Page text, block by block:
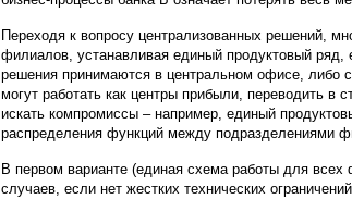
Переходя к вопросу централизованных решений,
филиалов, устанавливая единый продуктовый
решения принимаются в центральном офисе, либо
могут работать как центры прибыли, переводить в
искать компромиссы – например, единый
распределения функций между подразделениями
В первом варианте (единая схема работы для
случаев, если нет жестких технических